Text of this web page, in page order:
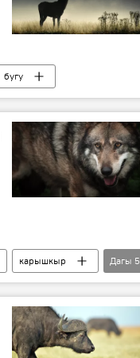
бугу
карышкыр
Дагы 5